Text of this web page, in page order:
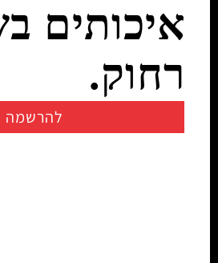
איכותים
רחוק.
להרשמה